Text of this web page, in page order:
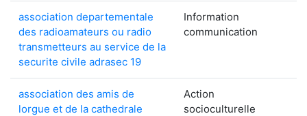
association departementale
des radioamateurs ou radio
transmetteurs au service de la
securite civile adrasec 19
Information
communication
association des amis de
lorgue et de la cathedrale
Action
socioculturelle